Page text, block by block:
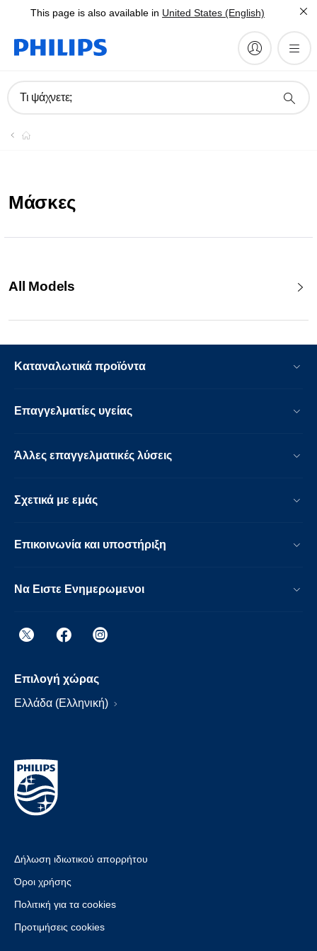
This page is also available in United States (English)
Τι ψάχνετε;
Μάσκες
All Models
Καταναλωτικά προϊόντα
Επαγγελματίες υγείας
Άλλες επαγγελματικές λύσεις
Σχετικά με εμάς
Επικοινωνία και υποστήριξη
Να Ειστε Ενημερωμενοι
Επιλογή χώρας
Ελλάδα (Ελληνική)
Δήλωση ιδιωτικού απορρήτου
Όροι χρήσης
Πολιτική για τα cookies
Προτιμήσεις cookies